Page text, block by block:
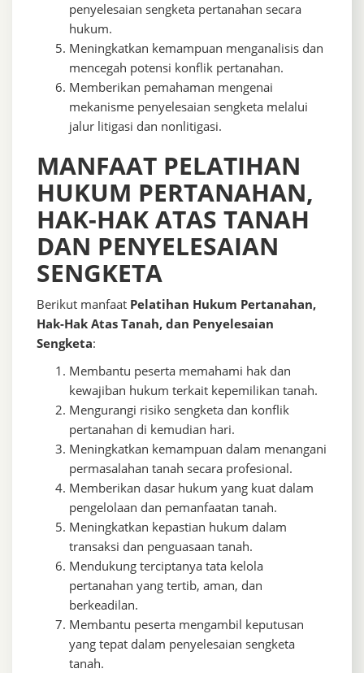
penyelesaian sengketa pertanahan secara
hukum.
Meningkatkan kemampuan menganalisis dan
mencegah potensi konflik pertanahan.
Memberikan pemahaman mengenai
mekanisme penyelesaian sengketa melalui
jalur litigasi dan nonlitigasi.
MANFAAT PELATIHAN
HUKUM PERTANAHAN,
HAK-HAK ATAS TANAH
DAN PENYELESAIAN
SENGKETA
Berikut manfaat Pelatihan Hukum Pertanahan,
Hak-Hak Atas Tanah, dan Penyelesaian
Sengketa:
Membantu peserta memahami hak dan
kewajiban hukum terkait kepemilikan tanah.
Mengurangi risiko sengketa dan konflik
pertanahan di kemudian hari.
Meningkatkan kemampuan dalam menangani
permasalahan tanah secara profesional.
Memberikan dasar hukum yang kuat dalam
pengelolaan dan pemanfaatan tanah.
Meningkatkan kepastian hukum dalam
transaksi dan penguasaan tanah.
Mendukung terciptanya tata kelola
pertanahan yang tertib, aman, dan
berkeadilan.
Membantu peserta mengambil keputusan
yang tepat dalam penyelesaian sengketa
tanah.